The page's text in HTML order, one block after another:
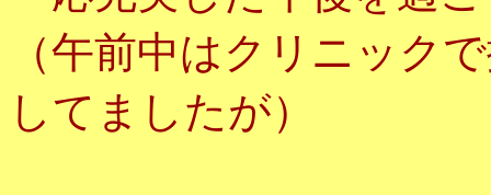
（午前中はクリニック
してましたが）